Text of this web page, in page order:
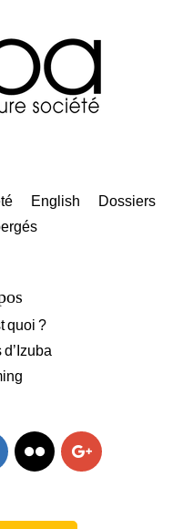
English
Dossiers
quoi ?
d’Izuba